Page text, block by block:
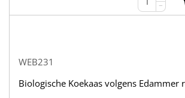
−
WEB231
Biologische Koekaas volgens Edammer